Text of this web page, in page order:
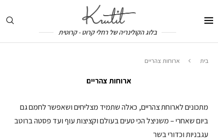
בלוג הקולינריה של רחלי קרוט - קרוטית
בית ארוחות צהריים
ארוחות צהריים
מתכונים לארוחת צהריים, כאלה שתמיד מצליחים ושאפשר לחמם גם
ביום שאחרי – משניצל הכי טעים בעולם וקציצות עוף ועד פסטה ברוטב
עגבניות וכדורי בשר